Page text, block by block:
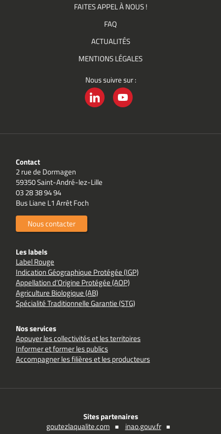
FAITES APPEL À NOUS !
FAQ
ACTUALITÉS
MENTIONS LÉGALES
Nous suivre sur :
Contact
2 rue de Dormagen
59350 Saint-André-lez-Lille
03 28 38 94 94
Bus Liane L1 Arrêt Foch
Nous contacter
Les labels
Label Rouge
Indication Géographique Protégée (IGP)
Appellation d’Origine Protégée (AOP)
Agriculture Biologique (AB)
Spécialité Traditionnelle Garantie (STG)
Nos services
Appuyer les collectivités et les territoires
Informer et former les publics
Accompagner les filières et les producteurs
Sites partenaires
goutezlaqualite.com
inao.gouv.fr